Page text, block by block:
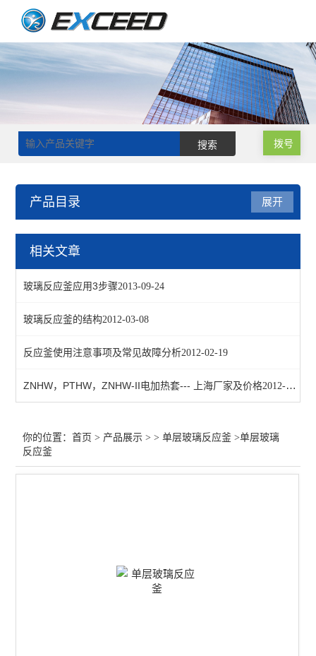
拨号
产品目录
单层玻璃反应釜
查看全部 >>
展开
相关文章
玻璃反应釜应用3步骤2013-09-24
玻璃反应釜的结构2012-03-08
反应釜使用注意事项及常见故障分析2012-02-19
ZNHW，PTHW，ZNHW-II电加热套--- 上海厂家及价格2012-05-31
你的位置：首页 > 产品展示 > >单层玻璃反应釜 >单层玻璃
反应釜